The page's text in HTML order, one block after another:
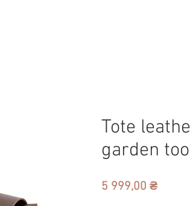
Tote
garden
5 999,00 ₴Цена